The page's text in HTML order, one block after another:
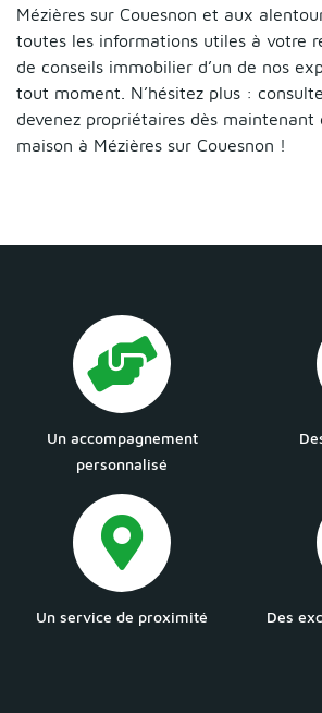
Mézières sur Couesnon et aux
toutes les informations utiles à votre
de conseils immobilier d’un de nos
tout moment. N’hésitez plus :
devenez propriétaires dès
maison à Mézières sur Couesnon !
Un accompagnement
personnalisé
Un service de proximité Des